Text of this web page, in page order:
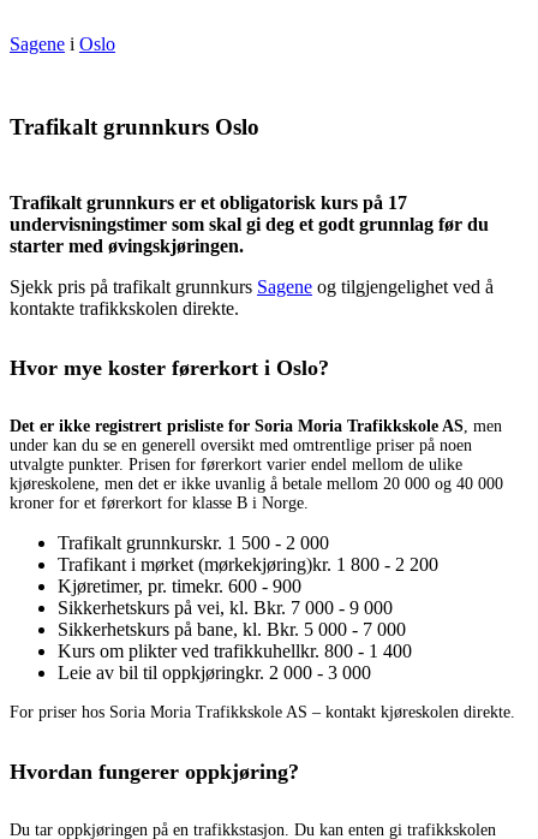
Sagene i Oslo
Trafikalt grunnkurs Oslo
Trafikalt grunnkurs er et obligatorisk kurs på 17
undervisningstimer som skal gi deg et godt grunnlag før du
starter med øvingskjøringen.
Sjekk pris på trafikalt grunnkurs Sagene og tilgjengelighet ved å
kontakte trafikkskolen direkte.
Hvor mye koster førerkort i Oslo?
Det er ikke registrert prisliste for Soria Moria Trafikkskole AS, men
under kan du se en generell oversikt med omtrentlige priser på noen
utvalgte punkter. Prisen for førerkort varier endel mellom de ulike
kjøreskolene, men det er ikke uvanlig å betale mellom 20 000 og 40 000
kroner for et førerkort for klasse B i Norge.
Trafikalt grunnkurskr. 1 500 - 2 000
Trafikant i mørket (mørkekjøring)kr. 1 800 - 2 200
Kjøretimer, pr. timekr. 600 - 900
Sikkerhetskurs på vei, kl. Bkr. 7 000 - 9 000
Sikkerhetskurs på bane, kl. Bkr. 5 000 - 7 000
Kurs om plikter ved trafikkuhellkr. 800 - 1 400
Leie av bil til oppkjøringkr. 2 000 - 3 000
For priser hos Soria Moria Trafikkskole AS – kontakt kjøreskolen direkte.
Hvordan fungerer oppkjøring?
Du tar oppkjøringen på en trafikkstasjon. Du kan enten gi trafikkskolen